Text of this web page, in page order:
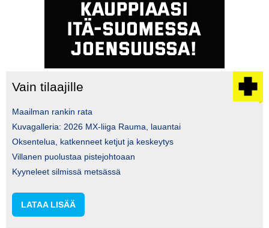
Vain tilaajille
Maailman rankin rata
Kuvagalleria: 2026 MX-liiga Rauma, lauantai
Oksentelua, katkenneet ketjut ja keskeytys
Villanen puolustaa pistejohtoaan
Kyyneleet silmissä metsässä
LATAA LISÄÄ